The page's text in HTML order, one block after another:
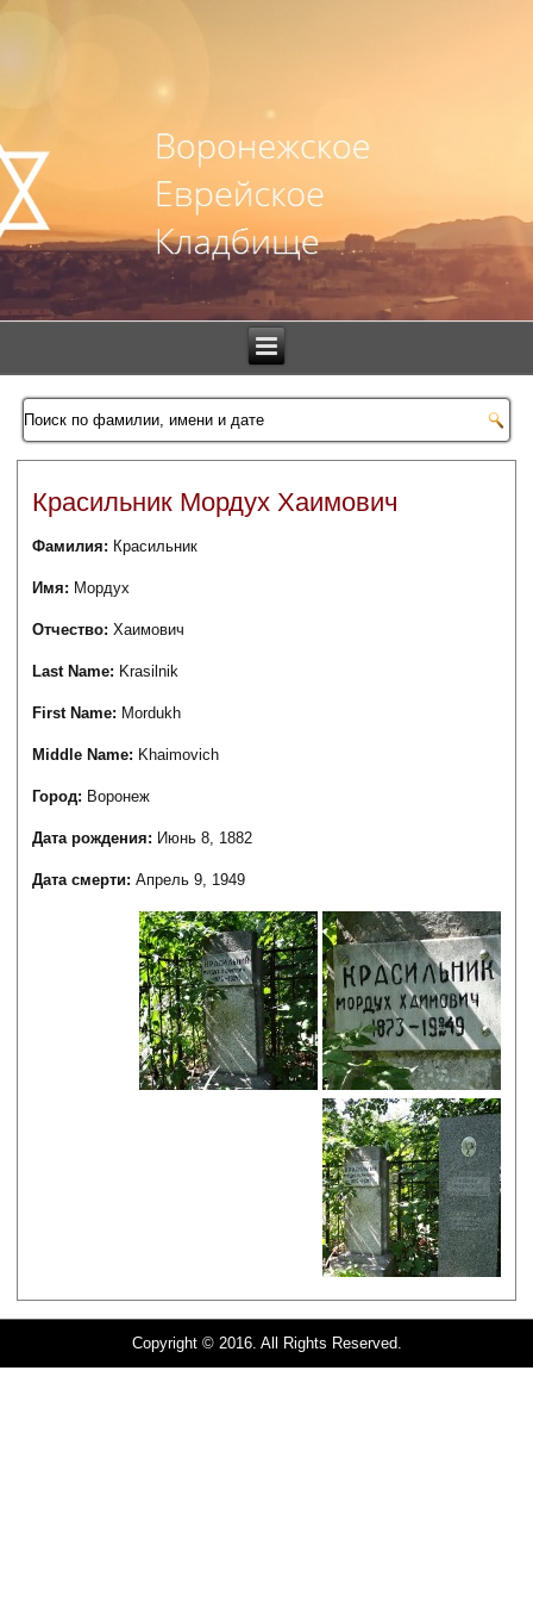
Красильник Мордух Хаимович
Фамилия: Красильник
Имя: Мордух
Отчество:Хаимович
Last Name: Krasilnik
First Name: Mordukh
Middle Name: Khaimovich
Город: Воронеж
Дата рождения: Июнь 8, 1882
Дата смерти:Апрель 9, 1949
Copyright © 2016. All Rights Reserved.